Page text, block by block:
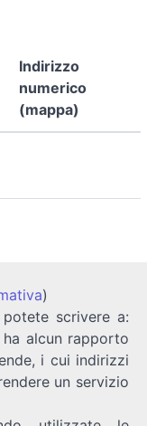
Indirizzo
numerico
(mappa)
)
scrivere a:
alcun rapporto
i cui indirizzi
un servizio